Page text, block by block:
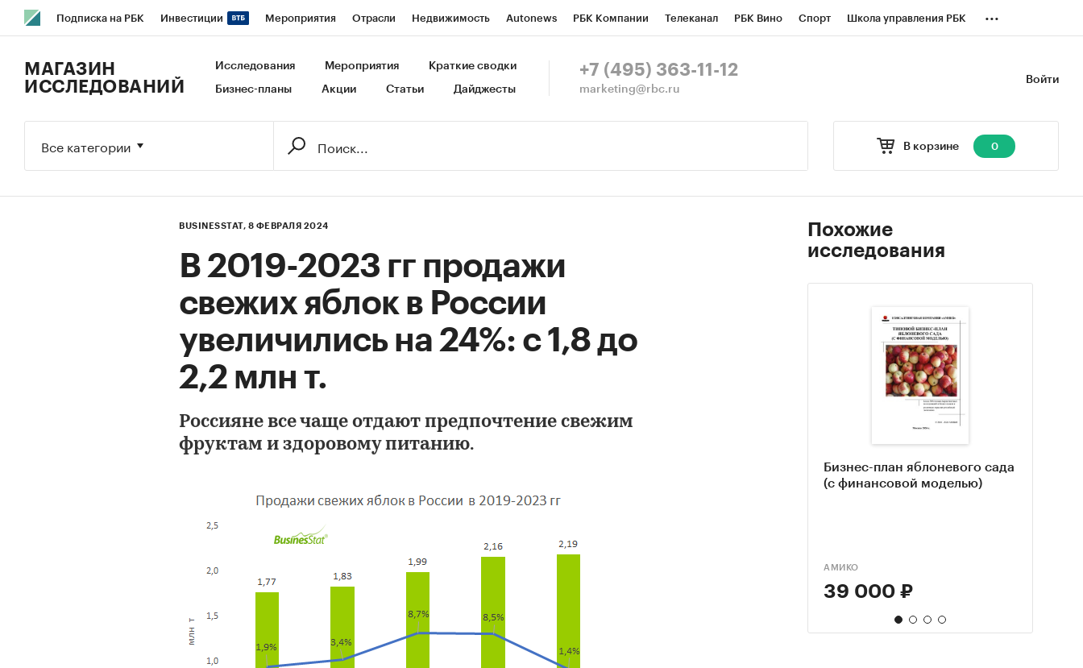
Подписка на РБК Инвестиции Мероприятия Отрасли Недвижимость Autonews РБК Компании Телеканал РБК Вино Спорт Школа управления РБК
Исследования Кредитные рейтинги Франшизы Газета Спецпроекты СПб Конференции СПб Спецпроекты
...
Войти
МАГАЗИН
ИССЛЕДОВАНИЙ
Исследования Мероприятия Краткие сводки
Бизнес-планы Акции Статьи Дайджесты
+7 (495) 363-11-12
marketing@rbc.ru
В корзине 0
Все категории
BUSINESSTAT, 8 ФЕВРАЛЯ 2024
В 2019-2023 гг продажи
свежих яблок в России
увеличились на 24%: с 1,8 до
2,2 млн т.
Россияне все чаще отдают предпочтение свежим
фруктам и здоровому питанию.
Похожие
исследования
Бизнес-план яблоневого сада
(с финансовой моделью)
АМИКО
39 000 ₽